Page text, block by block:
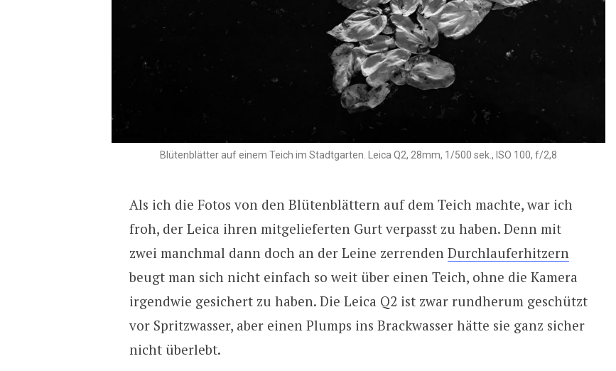
Blütenblätter auf einem Teich im Stadtgarten. Leica Q2, 28mm, 1/500 sek., ISO 100, f/2,8
Als ich die Fotos von den Blütenblättern auf dem Teich machte, war ich
froh, der Leica ihren mitgelieferten Gurt verpasst zu haben. Denn mit
zwei manchmal dann doch an der Leine zerrenden Durchlauferhitzern
beugt man sich nicht einfach so weit über einen Teich, ohne die Kamera
irgendwie gesichert zu haben. Die Leica Q2 ist zwar rundherum geschützt
vor Spritzwasser, aber einen Plumps ins Brackwasser hätte sie ganz sicher
nicht überlebt.